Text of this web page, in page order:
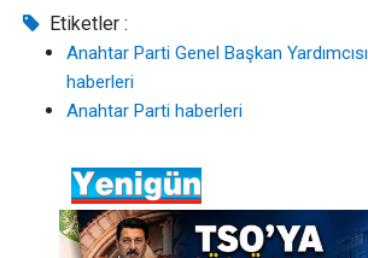
Etiketler :
Anahtar Parti Genel Başkan
haberleri
Anahtar Parti haberleri